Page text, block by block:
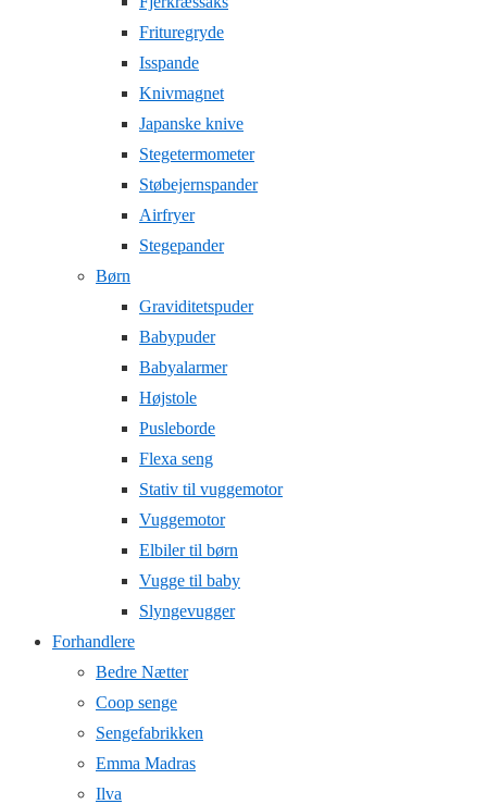
Frituregryde
Isspande
Knivmagnet
Japanske knive
Stegetermometer
Støbejernspander
Airfryer
Stegepander
Børn
Graviditetspuder
Babypuder
Babyalarmer
Højstole
Pusleborde
Flexa seng
Stativ til vuggemotor
Vuggemotor
Elbiler til børn
Vugge til baby
Slyngevugger
Forhandlere
Bedre Nætter
Coop senge
Sengefabrikken
Emma Madras
Ilva